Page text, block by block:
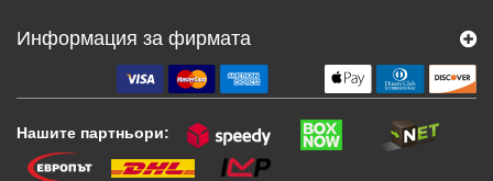
Информация за фирмата
Нашите партньори: